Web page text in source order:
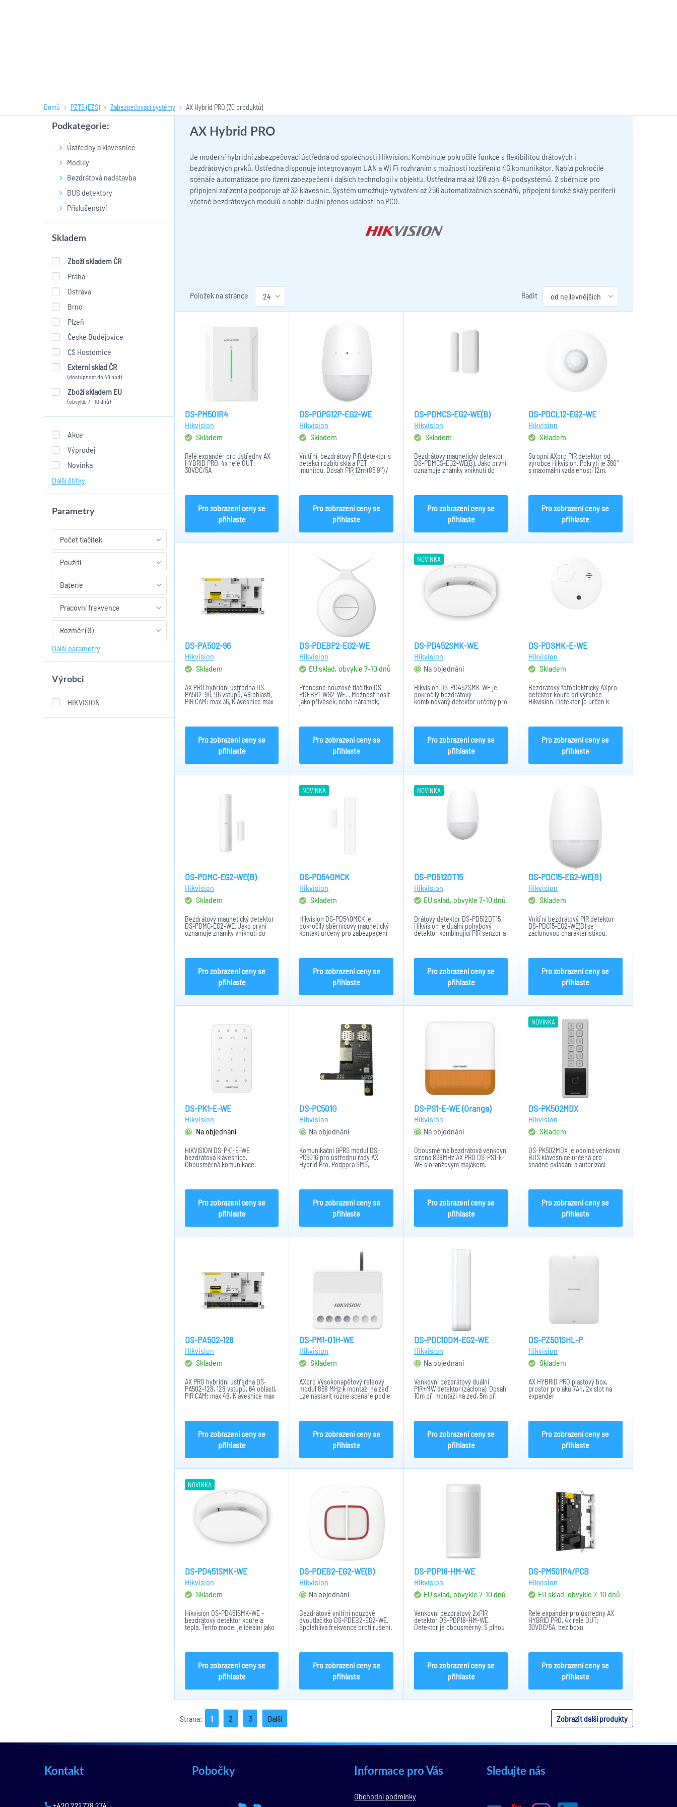
Domů PZTS (EZS) Zabezpečovací systémy AX Hybrid PRO (70 produktů)
Podkategorie:
Ústředny a klávesnice
Moduly
Bezdrátová nadstavba
BUS detektory
Příslušenství
Skladem
Zboží skladem ČR
Praha
Ostrava
Brno
Plzeň
České Budějovice
CS Hostomice
Externí sklad ČR
(dostupnost do 48 hod)
Zboží skladem EU
(obvykle 7 - 10 dnů)
Akce
Výprodej
Novinka
Další štítky
Parametry
Počet tlačítek
Použití
Baterie
Pracovní frekvence
Rozměr (Ø)
Další parametry
Výrobci
HIKVISION
AX Hybrid PRO
Je moderní hybridní zabezpečovací ústředna od společnosti Hikvision. Kombinuje pokročilé funkce s flexibilitou drátových i
bezdrátových prvků. Ústředna disponuje integrovaným LAN a Wi Fi rozhraním s možností rozšíření o 4G komunikátor. Nabízí pokročilé
scénáře automatizace pro řízení zabezpečení i dalších technologií v objektu. Ústředna má až 128 zón, 64 podsystémů, 2 sběrnice pro
připojení zařízení a podporuje až 32 klávesnic. Systém umožňuje vytváření až 256 automatizačních scénářů, připojení široké škály periferií
včetně bezdrátových modulů a nabízí duální přenos událostí na PCO.
Položek na stránce Řadit
DS-PM501R4
Hikvision
Skladem
Relé expandér pro ústředny AX
HYBRID PRO, 4x relé OUT;
30VDC/5A
Pro zobrazení ceny se
přihlaste
DS-PDPG12P-EG2-WE
Hikvision
Skladem
Vnitřní, bezdrátový PIR detektor s
detekcí rozbití skla a PET
imunitou. Dosah PIR 12m (85,9°) /
rozbití skla 8m (120°).
Pro zobrazení ceny se
přihlaste
DS-PDMCS-EG2-WE(B)
Hikvision
Skladem
Bezdrátový magnetický detektor
DS-PDMCS-EG2-WE(B). Jako první
oznamuje známky vniknutí do
místnosti skrze rozbité dveře,
Napájení pomocí...
Pro zobrazení ceny se
přihlaste
DS-PDCL12-EG2-WE
Hikvision
Skladem
Stropní AXpro PIR detektor od
výrobce Hikvision. Pokrytí je 360°
s maximální vzdáleností 12m.
otevřeném prostoru je...
Pro zobrazení ceny se
přihlaste
DS-PA502-96
Hikvision
Skladem
AX PRO hybridní ústředna DS-
PA502-96, 96 vstupů, 48 oblastí,
PIR CAM: max 36, Klávesnice max
Pro zobrazení ceny se
přihlaste
DS-PDEBP2-EG2-WE
Hikvision
EU sklad, obvykle 7-10 dnů
Přenosné nouzové tlačítko DS-
PDEBP1-WG2-WE. . Možnost nosit
jako přívěsek, nebo náramek,
Tlačítko obsahuje: Tri-X, AES-128,
baterie: CR2032 x 1....
Pro zobrazení ceny se
přihlaste
NOVINKA
DS-PD452SMK-WE
Hikvision
Na objednání
Hikvision DS-PD452SMK-WE je
pokročilý bezdrátový
kombinovaný detektor určený pro
zabezpečovací systém AX PRO.
náhlý nárůst teploty a také oxid...
Pro zobrazení ceny se
přihlaste
DS-PDSMK-E-WE
Hikvision
Skladem
Bezdrátový fotoelektrický AXpro
detektor kouře od výrobce
Hikvision. Detektor je určen k
Pro zobrazení ceny se
přihlaste
DS-PDMC-EG2-WE(B)
Hikvision
Skladem
Bezdrátový magnetický detektor
DS-PDMC-EG2-WE. Jako první
oznamuje známky vniknutí do
místnosti skrze rozbité dveře,
obsahuje: AES-128, Tri-X, RF...
Pro zobrazení ceny se
přihlaste
NOVINKA
DS-PD540MCK
Hikvision
Skladem
Hikvision DS-PD540MCK je
pokročilý sběrnicový magnetický
kontakt určený pro zabezpečení
dveří a oken v rámci systémů EZS.
náklonu
Pro zobrazení ceny se
přihlaste
NOVINKA
DS-PD512DT15
Hikvision
EU sklad, obvykle 7-10 dnů
Drátový detektor DS-PD512DT15
Hikvision je duální pohybový
detektor kombinující PIR senzor a
mikrovlnnou technologii pro
Pro zobrazení ceny se
přihlaste
DS-PDC15-EG2-WE(B)
Hikvision
Skladem
Vnitřní bezdrátový PIR detektor
DS-PDC15-EG2-WE(B) se
záclonovou charakteristikou.
Detektor obsahuje: AES-128, Tri...
Pro zobrazení ceny se
přihlaste
DS-PK1-E-WE
Hikvision
Na objednání
HIKVISION DS-PK1-E-WE
bezdrátová klávesnice.
Obousměrná komunikace.
vypnutí, zrušení alarmu
apod.Napájení: 4 AA...
Pro zobrazení ceny se
přihlaste
DS-PC501G
Hikvision
Na objednání
Komunikační GPRS modul DS-
PC501G pro ústřednu řady AX
Hybrid Pro. Podpora SMS,
hlasových hovorů a mobilních dat
Pro zobrazení ceny se
přihlaste
DS-PS1-E-WE (Orange)
Hikvision
Na objednání
Obousměrná bezdrátová venkovní
siréna 868MHz AX PRO DS-PS1-E-
WE s oranžovým majákem.
Rádiový dosah až 1.6km. Hlasitost
krytí IP65, napájení 4x...
Pro zobrazení ceny se
přihlaste
NOVINKA
DS-PK502MDX
Hikvision
Skladem
DS-PK502MDX je odolná venkovní
BUS klávesnice určená pro
snadné ovládání a autorizaci
uživatelů pomocí karty nebo PIN
exteriéru i v náročnějších...
Pro zobrazení ceny se
přihlaste
DS-PA502-128
Hikvision
Skladem
AX PRO hybridní ústředna DS-
PA502-128, 128 vstupů, 64 oblastí,
PIR CAM: max 48, Klávesnice max
Pro zobrazení ceny se
přihlaste
DS-PM1-O1H-WE
Hikvision
Skladem
AXpro Vysokonapěťový reléový
modul 868 MHz k montáži na zeď.
Lze nastavit různé scénáře podle
display zobrazující...
Pro zobrazení ceny se
přihlaste
DS-PDC10DM-EG2-WE
Hikvision
Na objednání
Venkovní bezdrátový duální
PIR+MW detektor (záclona). Dosah
10m při montáži na zeď, 5m při
montáži na strop. 5° úhel detekce,
Pro zobrazení ceny se
přihlaste
DS-PZ501SHL-P
Hikvision
Skladem
AX HYBRID PRO plastový box,
prostor pro aku 7Ah, 2x slot na
expandér
Pro zobrazení ceny se
přihlaste
NOVINKA
DS-PD451SMK-WE
Hikvision
Skladem
Hikvision DS-PD451SMK-WE -
bezdrátový detektor kouře a
tepla. Tento model je ideální jako
součást bezdrátového
Pro zobrazení ceny se
přihlaste
DS-PDEB2-EG2-WE(B)
Hikvision
Na objednání
Bezdrátové vnitřní nouzové
dvoutlačítko DS-PDEB2-EG2-WE.
Spolehlivá frekvence proti rušení.
Tlačítko obsahuje: Tri-X, AES-128,
CR2450 x 1. Rozměry:...
Pro zobrazení ceny se
přihlaste
DS-PDP18-HM-WE
Hikvision
EU sklad, obvykle 7-10 dnů
Venkovní bezdrátový 2xPIR
detektor DS-PDP18-HM-WE.
Detektor je obousměrný. S plnou
detekcí pohybu. Pomocí aplikace
detektor nastavit a snadná...
Pro zobrazení ceny se
přihlaste
DS-PM501R4/PCB
Hikvision
EU sklad, obvykle 7-10 dnů
Relé expandér pro ústředny AX
HYBRID PRO, 4x relé OUT;
30VDC/5A, bez boxu
Pro zobrazení ceny se
přihlaste
Zobrazit další produkty
Strana: 1 2 3 Další
Kontakt Pobočky Informace pro Vás
Obchodní podmínky
Sledujte nás